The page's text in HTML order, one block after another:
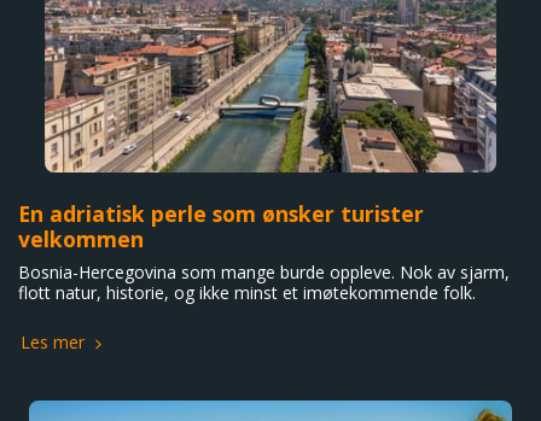
En adriatisk perle som ønsker turister
velkommen
Bosnia-Hercegovina som mange burde oppleve. Nok av sjarm,
flott natur, historie, og ikke minst et imøtekommende folk.
Les mer